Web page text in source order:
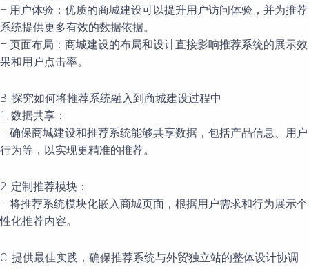
– 用户体验：优质的商城建设可以提升用户访问体验，并为推荐
系统提供更多有效的数据依据。
– 页面布局：商城建设的布局和设计直接影响推荐系统的展示效
果和用户点击率。
B. 探究如何将推荐系统融入到商城建设过程中
1. 数据共享：
– 确保商城建设和推荐系统能够共享数据，包括产品信息、用户
行为等，以实现更精准的推荐。
2. 定制推荐模块：
– 将推荐系统模块化嵌入商城页面，根据用户需求和行为展示个
性化推荐内容。
C. 提供最佳实践，确保推荐系统与外贸独立站的整体设计协调